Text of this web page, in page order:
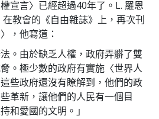
宣言〉已經超過40年了。 L. 羅恩
教會的《自由雜誌》上，再次刊
，他寫道：
。由於缺乏人權，政府弄髒了雙
。極少數的政府有實施〈世界人
些政府還沒有瞭解到，他們的政
革新，讓他們的人民有一個目
和愛國的文明。」